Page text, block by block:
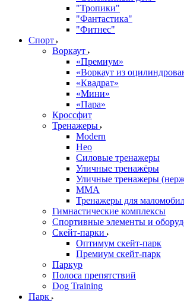
"Тропики"
"Фантастика"
"Фитнес"
Спорт
Воркаут
«Премиум»
«Воркаут из
«Квадрат»
«Мини»
«Пара»
Кроссфит
Тренажеры
Modern
Нео
Силовые тренажеры
Уличные тренажёры
Уличные тренажеры
ММА
Тренажеры для
Гимнастические комплексы
Спортивные элементы и
Скейт-парки
Оптимум скейт-парк
Премиум скейт-парк
Паркур
Полоса препятствий
Dog Training
Парк